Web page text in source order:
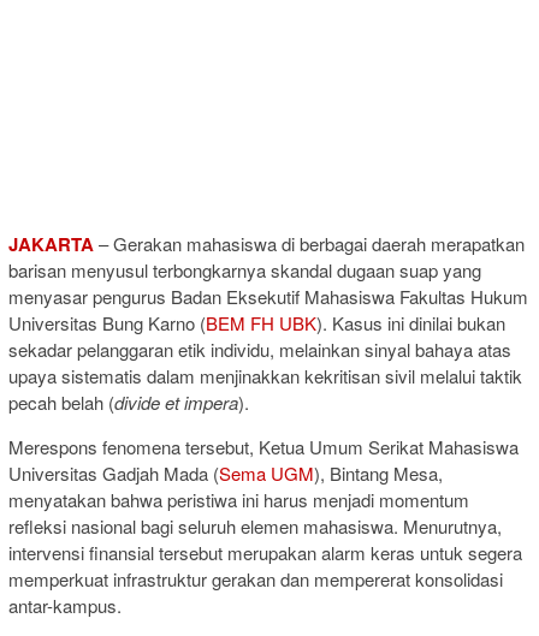
JAKARTA– Gerakan mahasiswa di berbagai daerah merapatkan
barisan menyusul terbongkarnya skandal dugaan suap yang
menyasar pengurus Badan Eksekutif Mahasiswa Fakultas Hukum
Universitas Bung Karno (BEM FH UBK). Kasus ini dinilai bukan
sekadar pelanggaran etik individu, melainkan sinyal bahaya atas
upaya sistematis dalam menjinakkan kekritisan sivil melalui taktik
pecah belah (divide et impera).
Merespons fenomena tersebut, Ketua Umum Serikat Mahasiswa
Universitas Gadjah Mada (Sema UGM), Bintang Mesa,
menyatakan bahwa peristiwa ini harus menjadi momentum
refleksi nasional bagi seluruh elemen mahasiswa. Menurutnya,
intervensi finansial tersebut merupakan alarm keras untuk segera
memperkuat infrastruktur gerakan dan mempererat konsolidasi
antar-kampus.